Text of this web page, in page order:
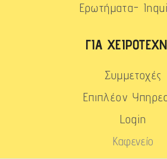
Ερωτήματα-
ΓΙΑ
Συμμετοχές
Επιπλέον
Login
Καφενείο